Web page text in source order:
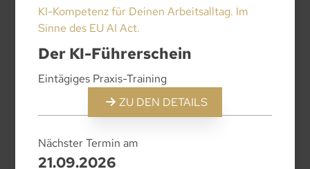
Nächster Termin am
21.09.2026
KI-Kompetenz für Deinen Arbeitsalltag. Im
Sinne des EU AI Act.
Der KI-Führerschein
Eintägiges Praxis-Training
ZU DEN DETAILS